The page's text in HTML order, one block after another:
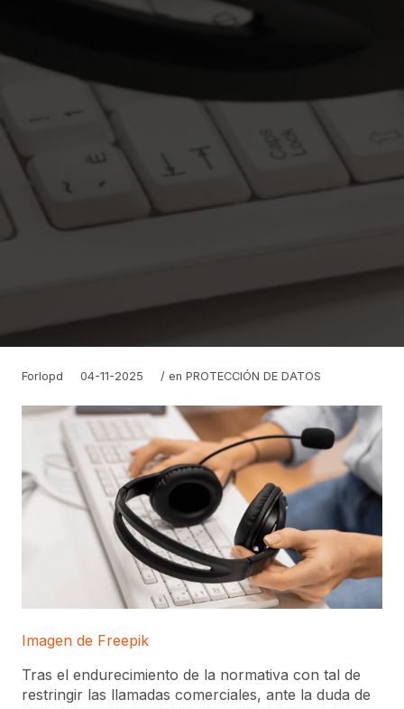
Forlopd 04-11-2025 / enPROTECCIÓN DE DATOS
Imagen de Freepik
Tras el endurecimiento de la normativa con tal de
restringir las llamadas comerciales, ante la duda de